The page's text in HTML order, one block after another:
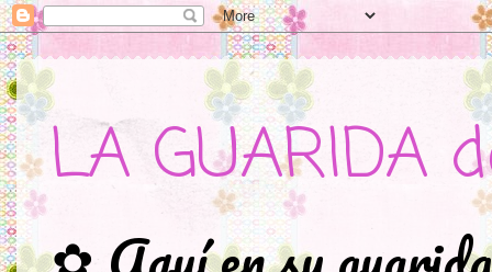
LA GUARIDA